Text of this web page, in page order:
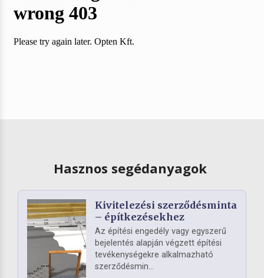
Hasznos segédanyagok
Kivitelezési szerződésminta
– építkezésekhez
Az építési engedély vagy egyszerű
bejelentés alapján végzett építési
tevékenységekre alkalmazható
szerződésmin...